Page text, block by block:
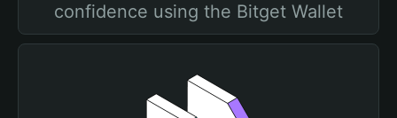
confidence using the Bitget Wallet